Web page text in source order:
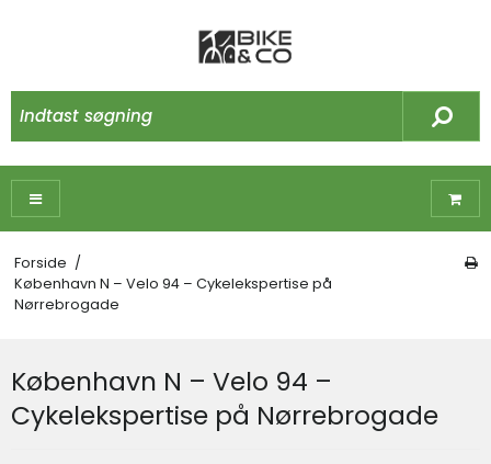
Forside /
København N – Velo 94 – Cykelekspertise på
Nørrebrogade
København N – Velo 94 –
Cykelekspertise på Nørrebrogade